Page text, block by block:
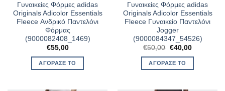
Γυναικείες Φόρμες adidas
Originals Adicolor Essentials
Fleece Ανδρικό Παντελόνι
Φόρμας
(9000082408_1469)
€55,00
ΑΓΌΡΑΣΈ ΤΟ
Γυναικείες Φόρμες adidas
Originals Adicolor Essentials
Fleece Γυναικείο Παντελόνι
Jogger
(9000084347_54526)
€50,00 Original
was:
€50,00.
€40,00Η
ΑΓΌΡΑΣΈ ΤΟ